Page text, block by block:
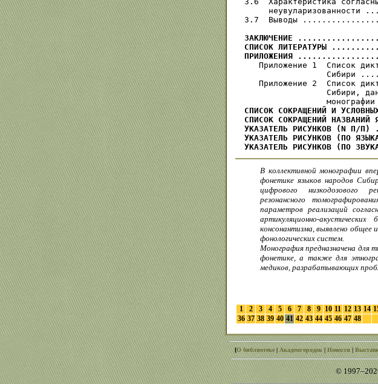
неувуларизованности
3.7  Выводы
ЗАКЛЮЧЕНИЕ
СПИСОК ЛИТЕРАТУРЫ
ПРИЛОЖЕНИЯ
Приложение 1  Список
Сибири
Приложение 2  Список
Сибири,
СПИСОК СОКРАЩЕНИЙ И
СПИСОК СОКРАЩЕНИЙ
УКАЗАТЕЛЬ РИСУНКОВ
УКАЗАТЕЛЬ РИСУНКОВ
УКАЗАТЕЛЬ РИСУНКОВ
В коллективной монографии
фонетике языков народов
цифрового низкодозового
резонансного
параметров реализаций
артикуляционно-
консонантизма, выявлено общее
фонологических систем.
Монография предназначена для
фонетике, а также для
медиков, разрабатывающих
1 2 3 4 5 6 7 8 9 10 11 12 13 14
36 37 38 39 40 41 42 43 44 45 46 47 48
[О библиотеке | Академгородок|Новости|
©